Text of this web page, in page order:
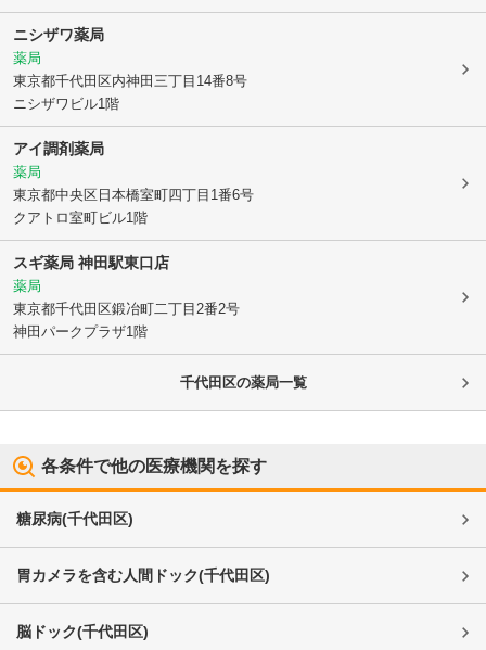
ニシザワ薬局
薬局
東京都千代田区内神田三丁目14番8号
ニシザワビル1階
アイ調剤薬局
薬局
東京都中央区 日本橋室町四丁目1番6号
クアトロ室町ビル1階
スギ薬局 神田駅東口店
薬局
東京都千代田区鍛冶町二丁目2番2号
神田パークプラザ1階
千代田区の薬局一覧
各条件で他の医療機関を探す
糖尿病(千代田区)
胃カメラを含む人間ドック(千代田区)
脳ドック(千代田区)